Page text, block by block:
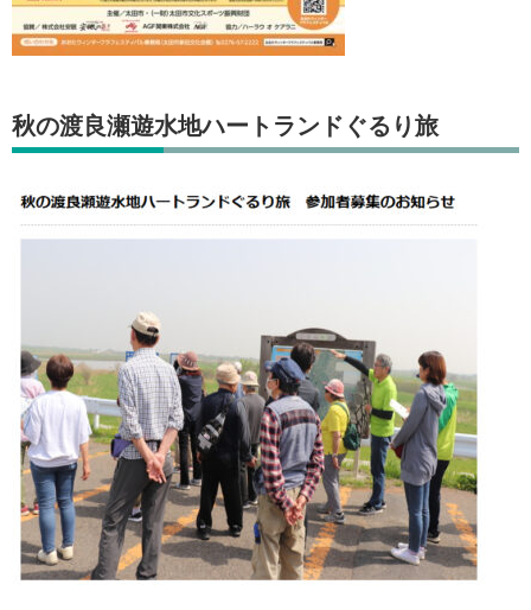
秋の渡良瀬遊水地ハートランドぐるり旅